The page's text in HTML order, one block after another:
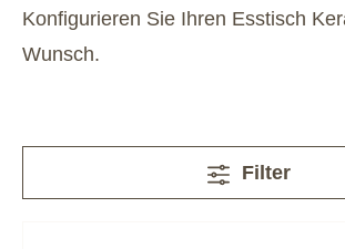
Konfigurieren Sie Ihren Esstisch
Wunsch.
Filter